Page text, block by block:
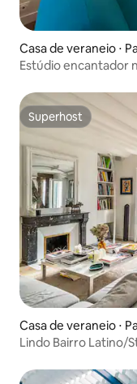
Casa de veraneio ⋅
Estúdio encantador
Superhost
Superhost
Casa de veraneio ⋅
Lindo Bairro Latino/